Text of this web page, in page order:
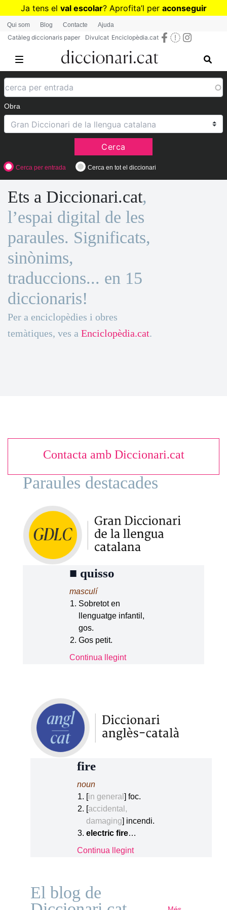
Vés
contingut
Ja tens el val escolar? Aprofita’l per aconseguir
diccionaris per a Primària o Secundària
Qui som Blog Contacte Ajuda
Catàleg diccionaris paper Divulcat Enciclopèdia.cat
Obra
Cerca
Cerca per entrada Cerca en tot el diccionari
Ets a Diccionari.cat,
l’espai digital de les
paraules. Significats,
sinònims,
traduccions... en 15
diccionaris!
Per a enciclopèdies i obres
temàtiques, ves a Enciclopèdia.cat.
Contacta amb Diccionari.cat
Paraules destacades
■ quisso
masculí
Sobretot en
llenguatge infantil,
gos.
Gos petit.
Continua llegint
fire
noun
[in general ] foc.
[accidental,
damaging] incendi.
electric fire…
Continua llegint
El blog de